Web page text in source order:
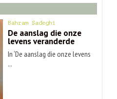
Bahram Sadeghi
De aanslag die onze
levens veranderde
In ‘De aanslag die onze levens
...